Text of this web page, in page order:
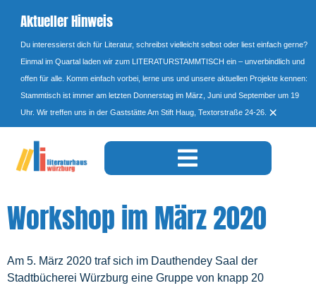
Aktueller Hinweis
Du interessierst dich für Literatur, schreibst vielleicht selbst oder liest einfach gerne?
Einmal im Quartal laden wir zum LITERATURSTAMMTISCH ein – unverbindlich und
offen für alle. Komm einfach vorbei, lerne uns und unsere aktuellen Projekte kennen:
Stammtisch ist immer am letzten Donnerstag im März, Juni und September um 19
Uhr. Wir treffen uns in der Gaststätte Am Stift Haug, Textorstraße 24-26. ×
Workshop im März 2020
Am 5. März 2020 traf sich im Dauthendey Saal der
Stadtbücherei Würzburg eine Gruppe von knapp 20